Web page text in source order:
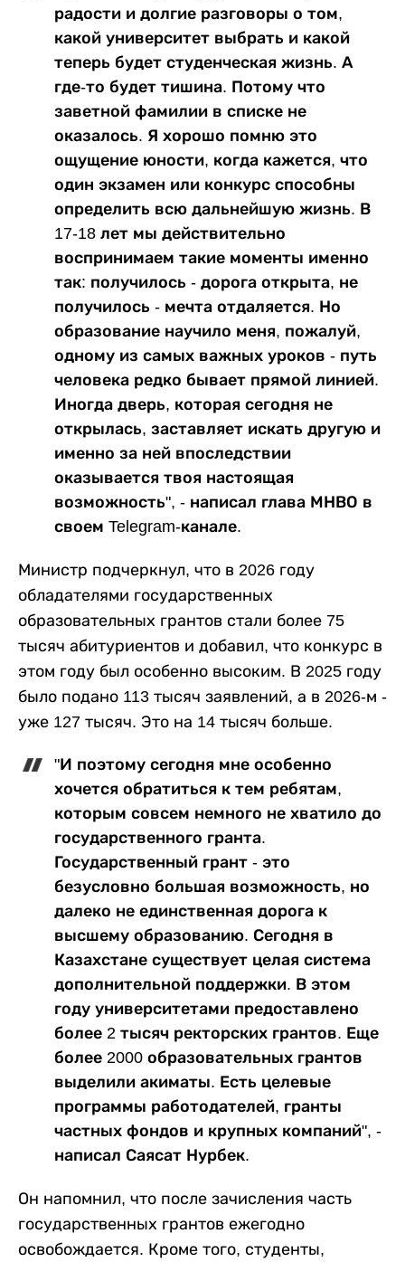
радости и долгие разговоры о том,
какой университет выбрать и какой
теперь будет студенческая жизнь. А
где-то будет тишина. Потому что
заветной фамилии в списке не
оказалось. Я хорошо помню это
ощущение юности, когда кажется, что
один экзамен или конкурс способны
определить всю дальнейшую жизнь. В
17-18 лет мы действительно
воспринимаем такие моменты именно
так: получилось - дорога открыта, не
получилось - мечта отдаляется. Но
образование научило меня, пожалуй,
одному из самых важных уроков - путь
человека редко бывает прямой линией.
Иногда дверь, которая сегодня не
открылась, заставляет искать другую и
именно за ней впоследствии
оказывается твоя настоящая
возможность", - написал глава МНВО в
своем Telegram-канале.
Министр подчеркнул, что в 2026 году
обладателями государственных
образовательных грантов стали более 75
тысяч абитуриентов и добавил, что конкурс в
этом году был особенно высоким. В 2025 году
было подано 113 тысяч заявлений, а в 2026-м -
уже 127 тысяч. Это на 14 тысяч больше.
"И поэтому сегодня мне особенно
хочется обратиться к тем ребятам,
которым совсем немного не хватило до
государственного гранта.
Государственный грант - это
безусловно большая возможность, но
далеко не единственная дорога к
высшему образованию. Сегодня в
Казахстане существует целая система
дополнительной поддержки. В этом
году университетами предоставлено
более 2 тысяч ректорских грантов. Еще
более 2000 образовательных грантов
выделили акиматы. Есть целевые
программы работодателей, гранты
частных фондов и крупных компаний", -
написал Саясат Нурбек.
Он напомнил, что после зачисления часть
государственных грантов ежегодно
освобождается. Кроме того, студенты,